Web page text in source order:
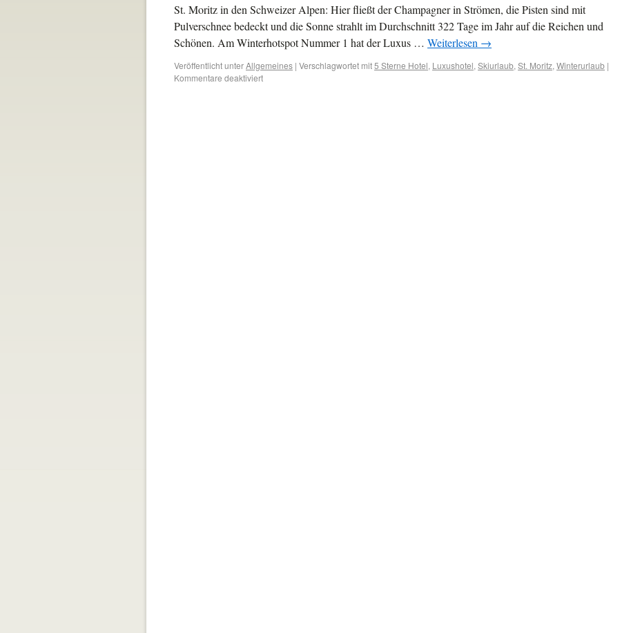
St. Moritz in den Schweizer Alpen: Hier fließt der Champagner in Strömen, die Pisten sind mit
Pulverschnee bedeckt und die Sonne strahlt im Durchschnitt 322 Tage im Jahr auf die Reichen und
Schönen. Am Winterhotspot Nummer 1 hat der Luxus … Weiterlesen →
Veröffentlicht unterAllgemeines | Verschlagwortet mit5 Sterne Hotel, Luxushotel, Skiurlaub, St. Moritz, Winterurlaub |
Kommentare deaktiviert